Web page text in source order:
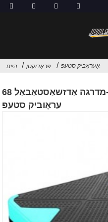
היים פּראָדוקטן אַעראָביק סטעפּ
68 סענטימעטער לענג 2-מדרגה אַדזשאַסטאַבאַל
עראָוביק סטעפּ